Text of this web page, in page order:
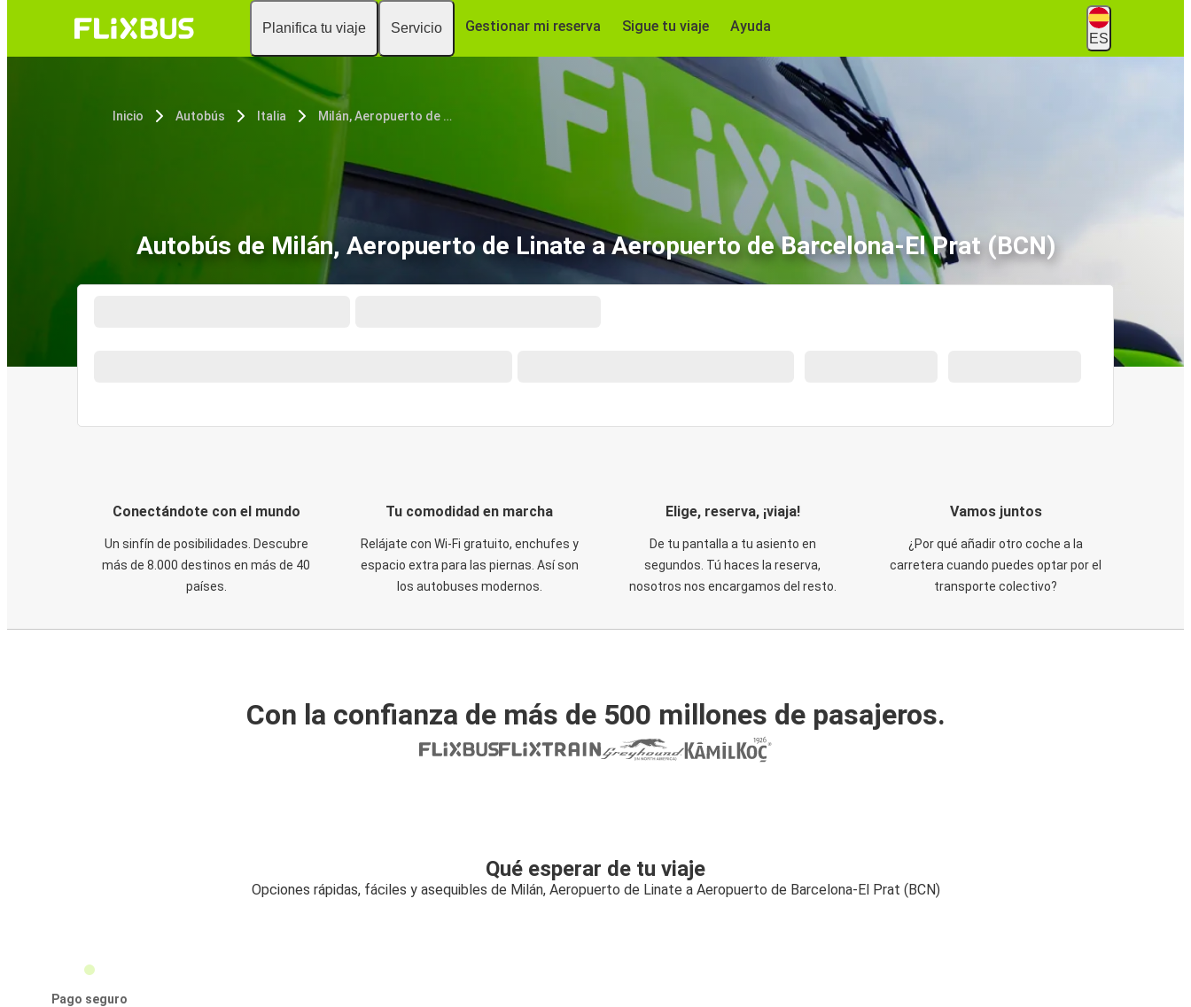
Planifica tu viaje Servicio Gestionar mi reserva Sigue tu viaje Ayuda
ES
Inicio Autobús Italia Milán, Aeropuerto de Linate
Autobús de Milán, Aeropuerto de Linate a Aeropuerto de Barcelona-El Prat (BCN)
Conectándote con el mundo
Un sinfín de posibilidades. Descubre
más de 8.000 destinos en más de 40
países.
Tu comodidad en marcha
Relájate con Wi-Fi gratuito, enchufes y
espacio extra para las piernas. Así son
los autobuses modernos.
Elige, reserva, ¡viaja!
De tu pantalla a tu asiento en
segundos. Tú haces la reserva,
nosotros nos encargamos del resto.
Vamos juntos
¿Por qué añadir otro coche a la
carretera cuando puedes optar por el
transporte colectivo?
Con la confianza de más de 500 millones de pasajeros.
Qué esperar de tu viaje
Opciones rápidas, fáciles y asequibles de Milán, Aeropuerto de Linate a Aeropuerto de Barcelona-El Prat (BCN)
Pago seguro